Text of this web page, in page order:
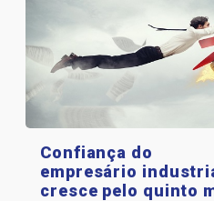
Confiança do
empresário
cresce pelo quinto